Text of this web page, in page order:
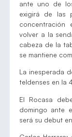
ante uno de
exigirá de las
concentración
volver a la
cabeza de la
se mantiene
La inesperada
teldenses en la
El Rocasa
domingo ante
será su debut